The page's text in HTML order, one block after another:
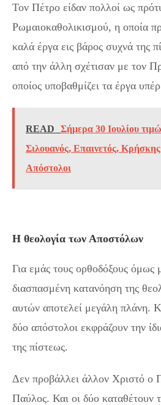
Τον Πέτρο είδαν πολλοί ως
Ρωμαιοκαθολικισμού, η οποία
καλά έργα εις βάρος συχνά της
από την άλλη σχέτισαν με τον
οποίος υποβαθμίζει τα έργα
READ
Σήμερα 30 Ιουλίου
Σιλουανός, Επαινετός, Κρήσκης
Απόστολοι
Η θεολογία των Αποστόλων
Για εμάς τους ορθοδόξους όμως
διασπασμένη κατανόηση της
αυτών αποτελεί μεγάλη πλάνη.
δύο απόστολοι εκφράζουν την
της πίστεως.
Δεν προβάλλει άλλον Χριστό ο
Παύλος. Και οι δύο καταθέτουν